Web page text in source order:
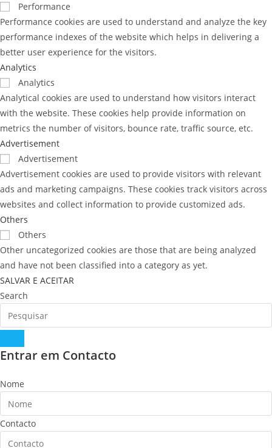
Performance
Performance cookies are used to understand and analyze the key
performance indexes of the website which helps in delivering a
better user experience for the visitors.
Analytics
Analytics
Analytical cookies are used to understand how visitors interact
with the website. These cookies help provide information on
metrics the number of visitors, bounce rate, traffic source, etc.
Advertisement
Advertisement
Advertisement cookies are used to provide visitors with relevant
ads and marketing campaigns. These cookies track visitors across
websites and collect information to provide customized ads.
Others
Others
Other uncategorized cookies are those that are being analyzed
and have not been classified into a category as yet.
SALVAR E ACEITAR
Search
Entrar em Contacto
Nome
Contacto